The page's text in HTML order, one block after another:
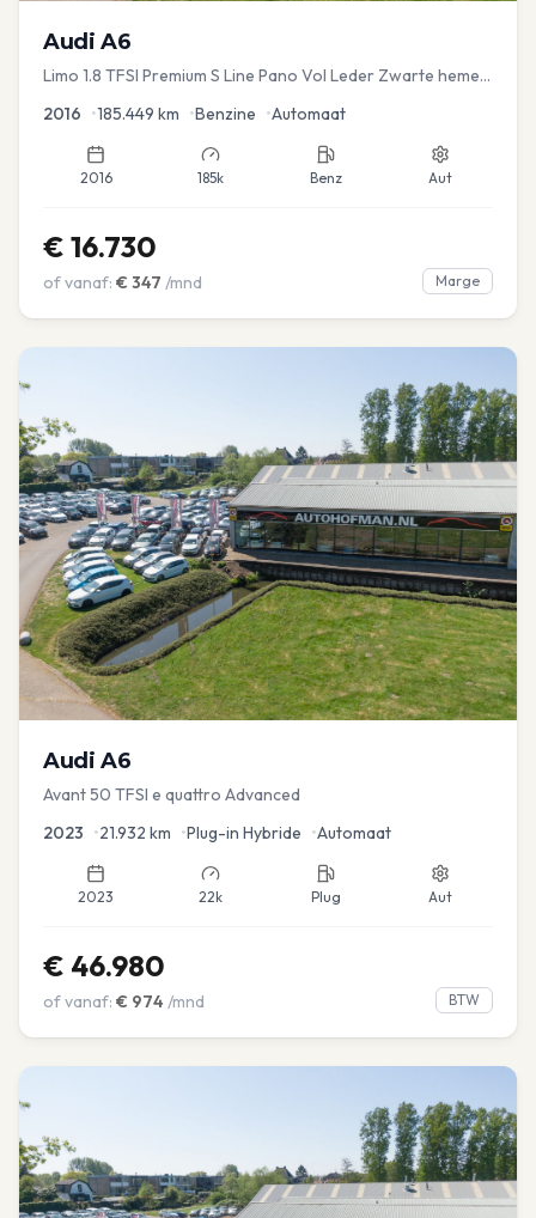
Audi A6
Limo 1.8 TFSI Premium S Line Pano Vol Leder Zwarte hemel
2016 •185.449 km •Benzine •Automaat
2016 185k Benz Aut
€ 16.730
of vanaf: € 347 /mnd Marge
Audi A6
Avant 50 TFSI e quattro Advanced
2023 •21.932 km •Plug-in Hybride •Automaat
2023 22k Plug Aut
€ 46.980
of vanaf: € 974 /mnd BTW